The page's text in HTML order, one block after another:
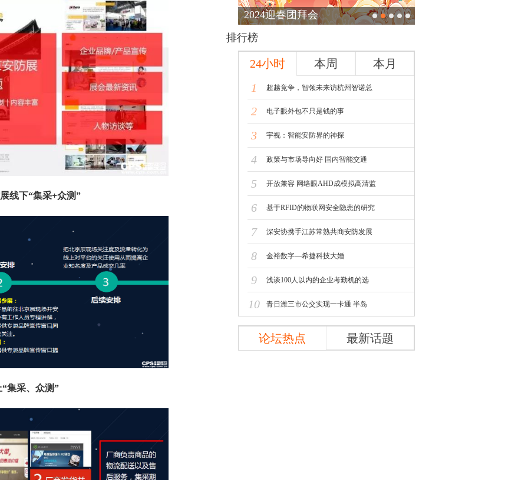
线下“集采+众测”
“集采、众测”
2024迎春团拜会
排行榜
24小时 本周
本月
1
超越竞争，智领未来访杭州智诺总
2 电子眼外包不只是钱的事
3 宇视：智能安防界的神探
4 政策与市场导向好 国内智能交通
5 开放兼容 网络眼AHD成模拟高清监
6 基于RFID的物联网安全隐患的研究
7 深安协携手江苏常熟共商安防发展
8 金裕数字—希捷科技大婚
9 浅谈100人以内的企业考勤机的选
10 青日潍三市公交实现一卡通 半岛
论坛热点 最新话题